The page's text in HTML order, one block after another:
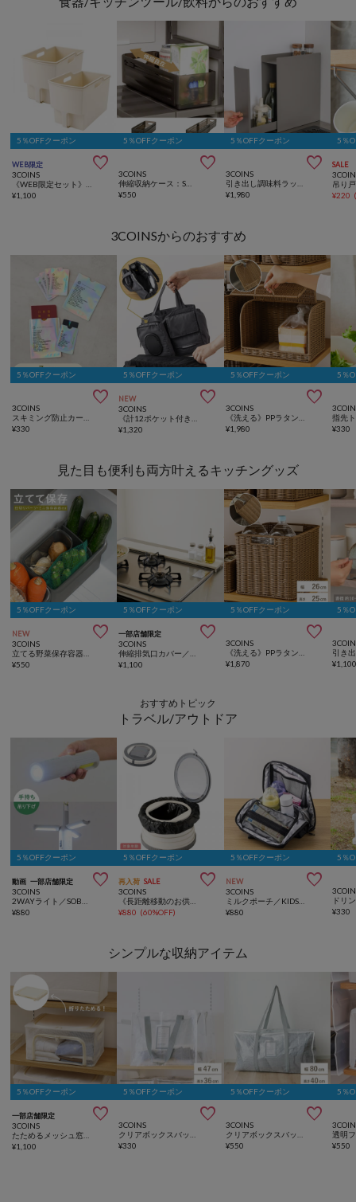
5％OFFクーポン
WEB限定 
3COINS
¥1,100
5％OFFクーポン

3COINS
¥550
5％OFFクーポン

3COINS
¥1,980
5％
SALE
¥220
3COINSからのおすすめ
5％OFFクーポン

3COINS
¥330
5％OFFクーポン
NEW 
3COINS
¥1,320
5％OFFクーポン

3COINS
¥1,980
5％
指先
¥330
見た目も便利も両方叶えるキッチングッズ
5％OFFクーポン
NEW 
3COINS
¥550
5％OFFクーポン
一部店舗限定 
3COINS
¥1,100
5％OFFクーポン

3COINS
¥1,870
5％
¥
おすすめトピック
トラベル/アウトドア
5％OFFクーポン
動画 一部店舗限定 
3COINS
¥880
5％OFFクーポン
再入荷 SALE 
3COINS
¥880 (60%OFF)
5％OFFクーポン
NEW 
3COINS
ミルクポーチ／KIDSトラベル
¥880
5％
ドリ
¥330
シンプルな収納アイテム
5％OFFクーポン
一部店舗限定 
3COINS
¥1,100
5％OFFクーポン

3COINS
¥330
5％OFFクーポン

3COINS
¥550
5％
¥550